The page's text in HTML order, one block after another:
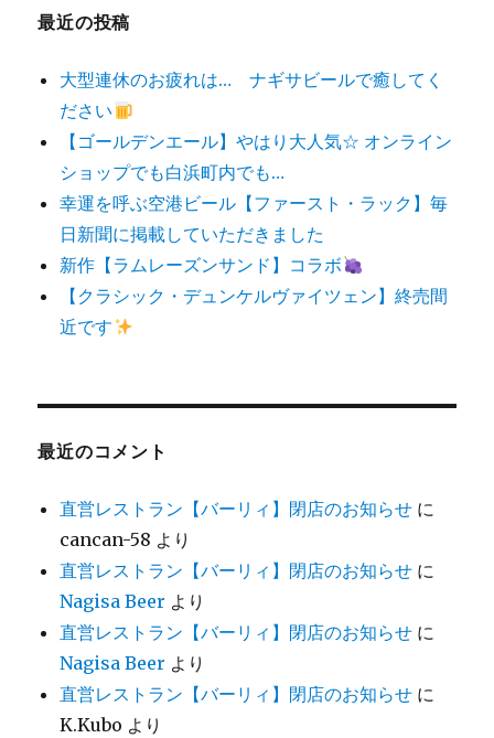
最近の投稿
大型連休のお疲れは… ナギサビールで癒してく
ださい
【ゴールデンエール】やはり大人気☆ オンライン
ショップでも白浜町内でも…
幸運を呼ぶ空港ビール【ファースト・ラック】毎
日新聞に掲載していただきました
新作【ラムレーズンサンド】コラボ
【クラシック・デュンケルヴァイツェン】終売間
近です
最近のコメント
直営レストラン【バーリィ】閉店のお知らせ に
cancan-58 より
直営レストラン【バーリィ】閉店のお知らせ に
Nagisa Beer より
直営レストラン【バーリィ】閉店のお知らせ に
Nagisa Beer より
直営レストラン【バーリィ】閉店のお知らせ に
K.Kubo より